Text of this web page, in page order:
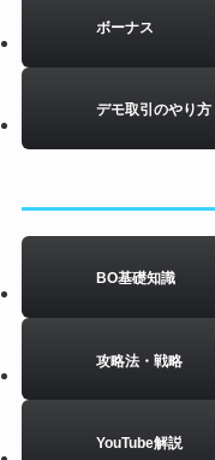
ボーナス
デモ取引のやり方
BO基礎知識
攻略法・戦略
YouTube解説